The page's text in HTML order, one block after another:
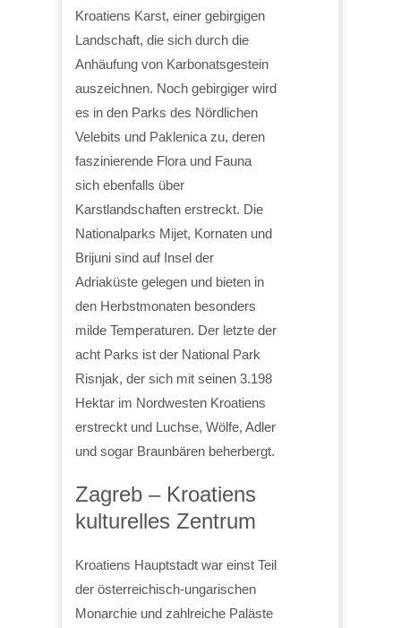
Kroatiens Karst, einer gebirgigen
Landschaft, die sich durch die
Anhäufung von Karbonatsgestein
auszeichnen. Noch gebirgiger wird
es in den Parks des Nördlichen
Velebits und Paklenica zu, deren
faszinierende Flora und Fauna
sich ebenfalls über
Karstlandschaften erstreckt. Die
Nationalparks Mijet, Kornaten und
Brijuni sind auf Insel der
Adriaküste gelegen und bieten in
den Herbstmonaten besonders
milde Temperaturen. Der letzte der
acht Parks ist der National Park
Risnjak, der sich mit seinen 3.198
Hektar im Nordwesten Kroatiens
erstreckt und Luchse, Wölfe, Adler
und sogar Braunbären beherbergt.
Zagreb – Kroatiens
kulturelles Zentrum
Kroatiens Hauptstadt war einst Teil
der österreichisch-ungarischen
Monarchie und zahlreiche Paläste